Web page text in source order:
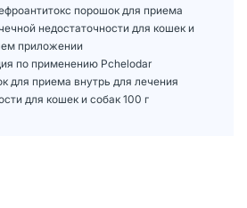
порошок для приема
недостаточности для кошек и
приложении
по применению Pchelodar
для приема внутрь для лечения
для кошек и собак 100 г